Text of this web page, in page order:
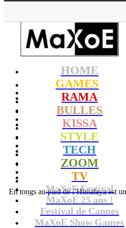
HOME
GAMES
RAMA
BULLES
KISSA
STYLE
TECH
ZOOM
TV
MaXoE Festival
MaXoE 25 ans !
Festival de Cannes
MaXoE Show Games
En tongs au pied de l’Himalaya est